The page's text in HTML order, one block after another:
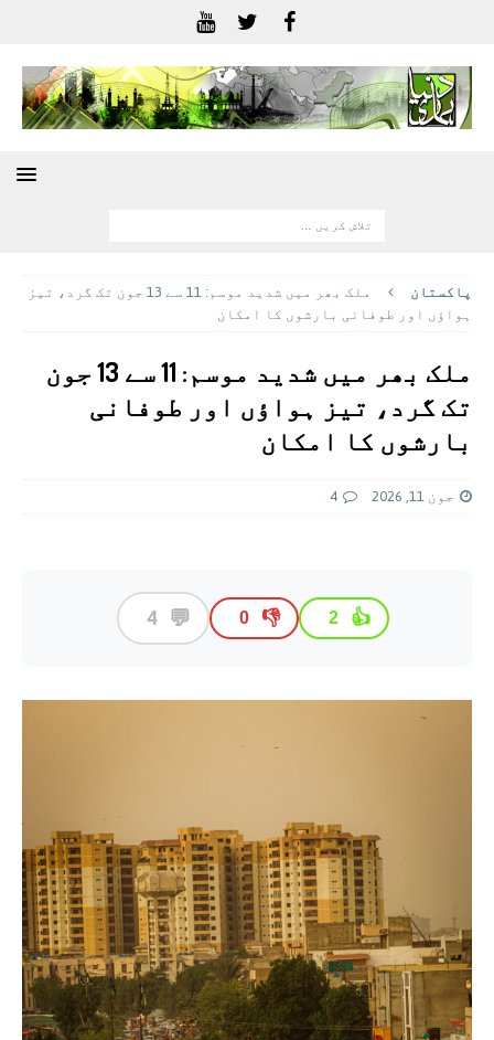
پاکستان
ملک بھر میں شدید موسم: 11 سے 13 جون تک گرد، تیز
ہواؤں اور طوفانی بارشوں کا امکان
ملک بھر میں شدید موسم: 11 سے 13 جون
تک گرد، تیز ہواؤں اور طوفانی
بارشوں کا امکان
جون 11, 2026 4
👍
2
👎
0
💬
4